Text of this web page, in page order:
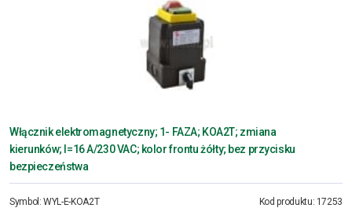
Włącznik elektromagnetyczny; 1- FAZA; KOA2T; zmiana
kierunków; I=16 A/230 VAC; kolor frontu żółty; bez przycisku
bezpieczeństwa
Symbol:WYL-E-KOA2T Kod produktu: 17253